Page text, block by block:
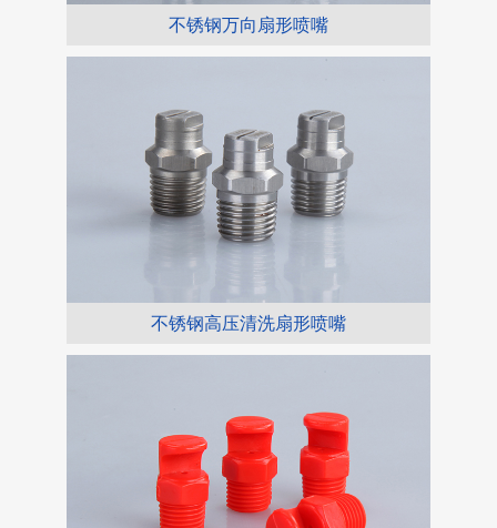
不锈钢万向扇形喷嘴
不锈钢高压清洗扇形喷嘴